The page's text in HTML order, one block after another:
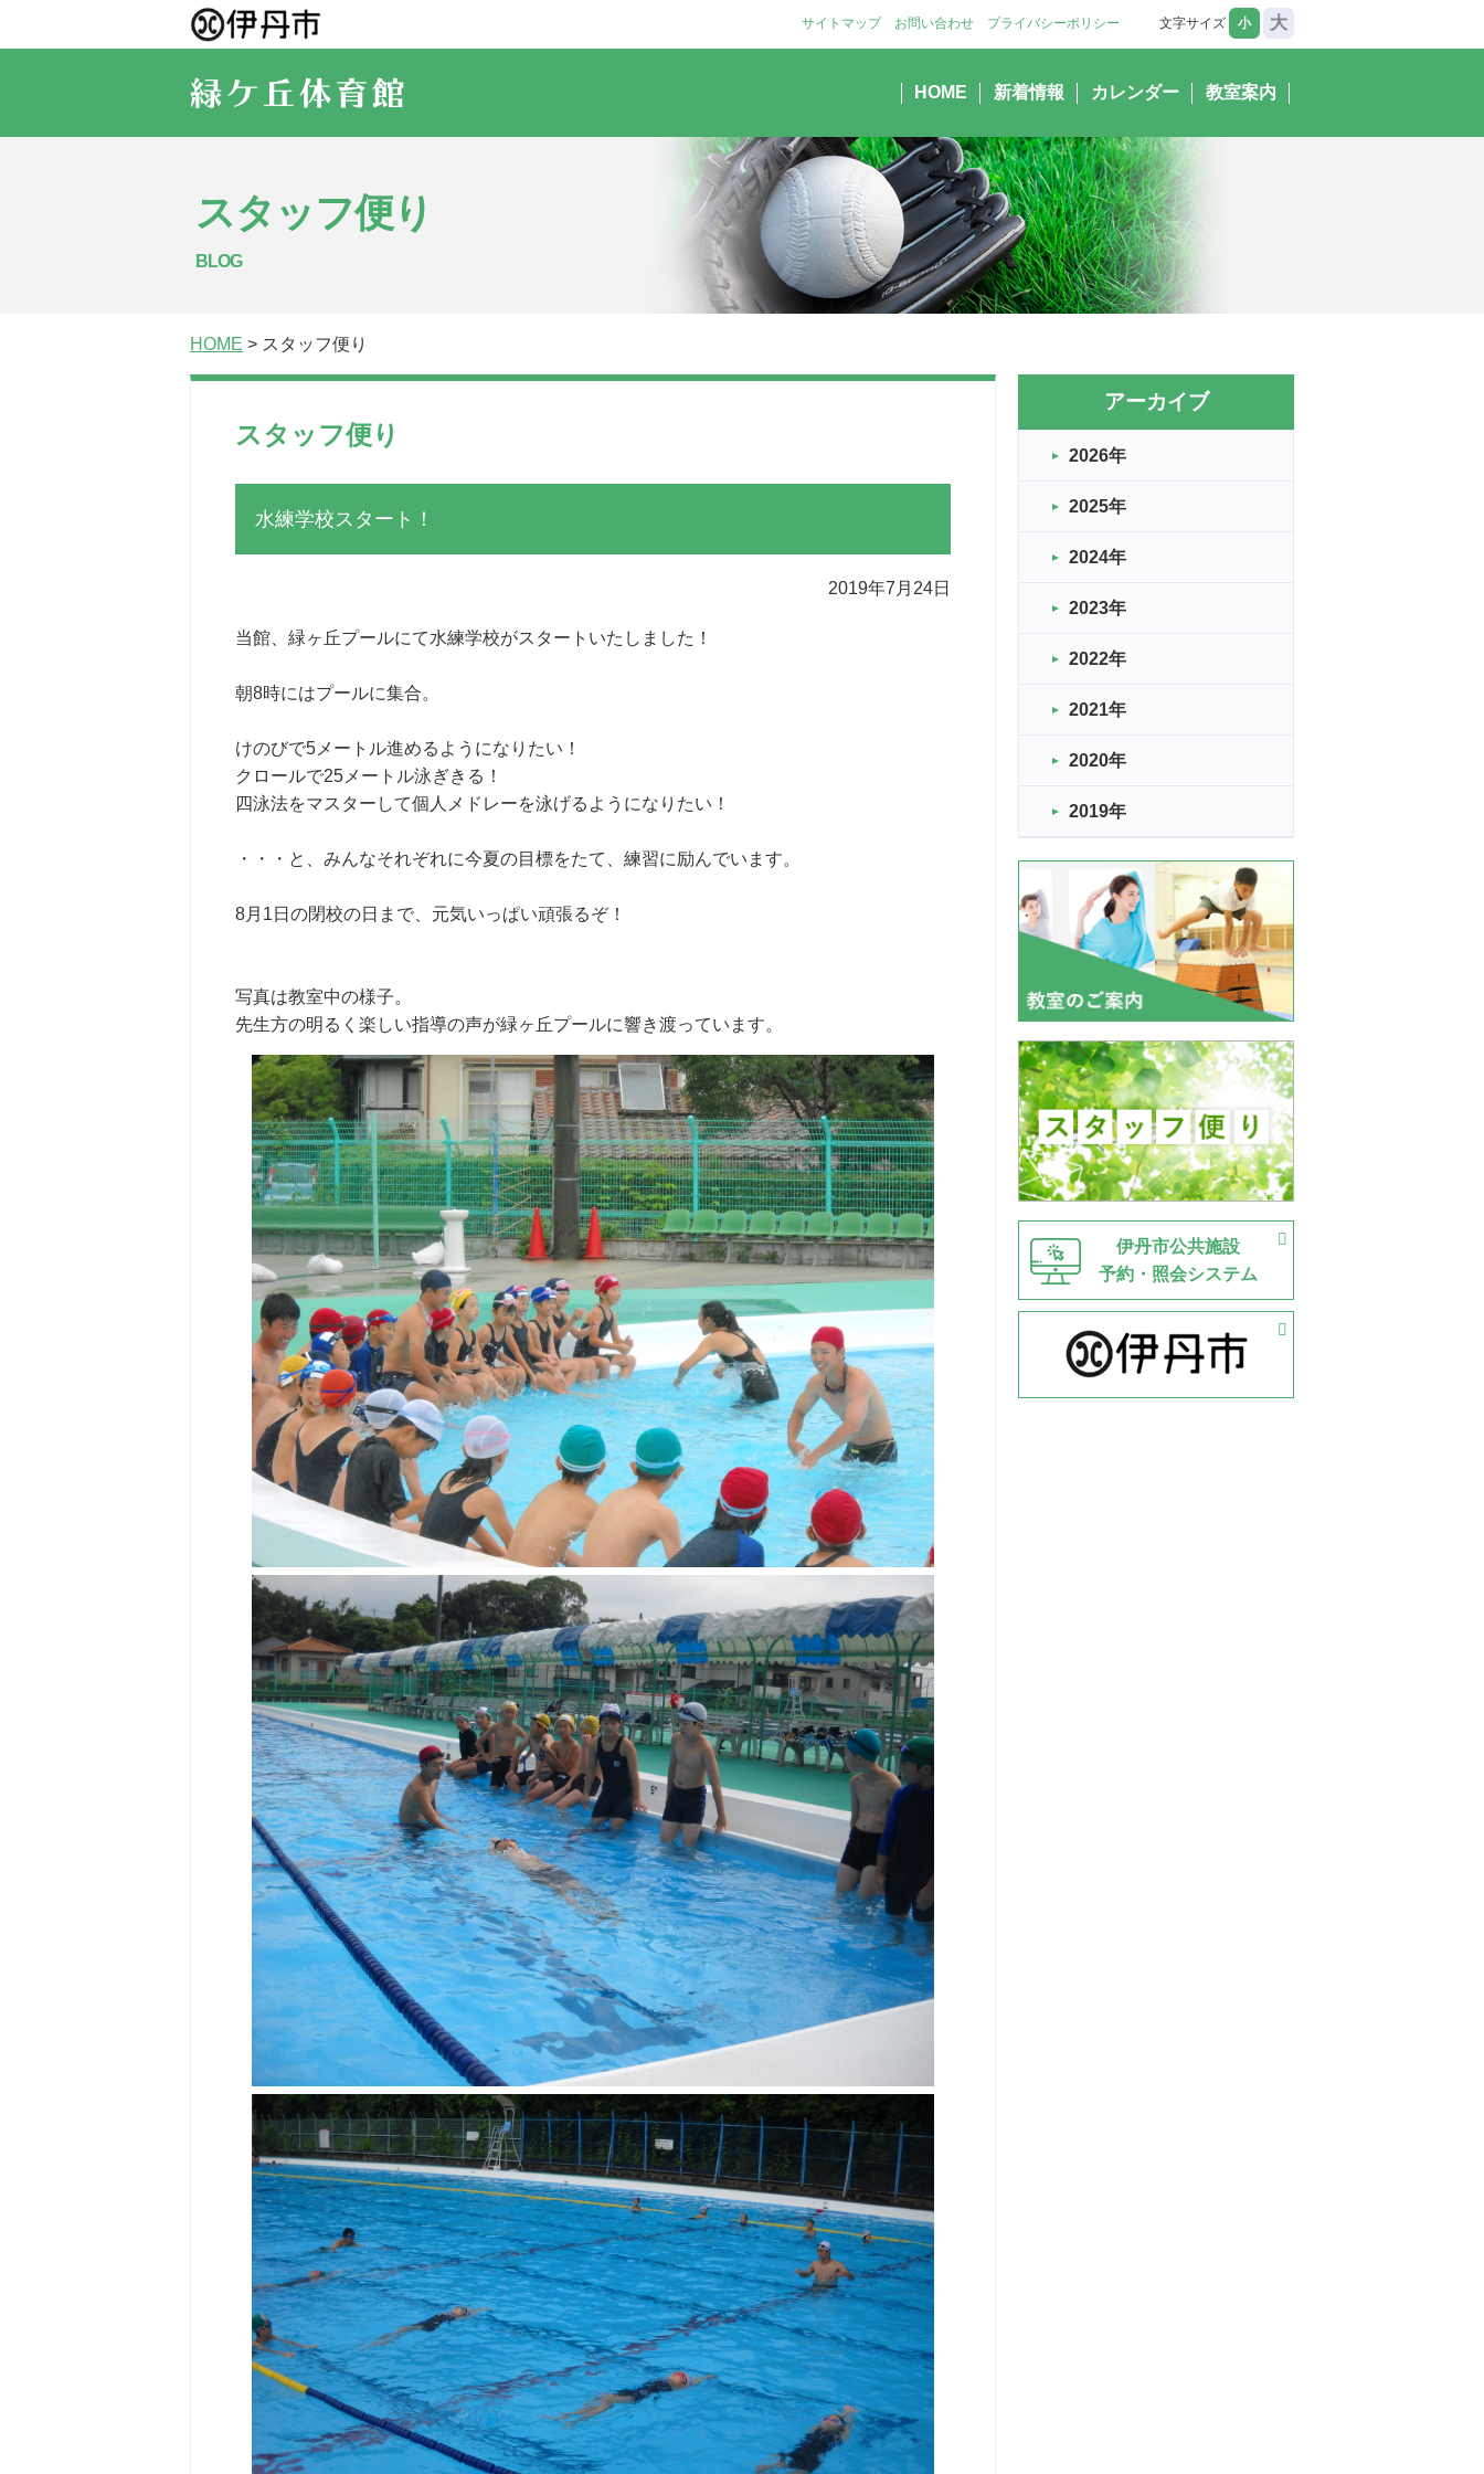
サイトマップ お問い合わせ プライバシーポリシー
HOME 新着情報 カレンダー 教室案内
文字サイズ 小 大
スタッフ便り
BLOG
HOME > スタッフ便り
スタッフ便り
水練学校スタート！
2019年7月24日
当館、緑ヶ丘プールにて水練学校がスタートいたしました！
朝8時にはプールに集合。
けのびで5メートル進めるようになりたい！
クロールで25メートル泳ぎきる！
四泳法をマスターして個人メドレーを泳げるようになりたい！
・・・と、みんなそれぞれに今夏の目標をたて、練習に励んでいます。
8月1日の閉校の日まで、元気いっぱい頑張るぞ！
写真は教室中の様子。
先生方の明るく楽しい指導の声が緑ヶ丘プールに響き渡っています。
アーカイブ
2026年
2025年
2024年
2023年
2022年
2021年
2020年
2019年
伊丹市公共施設
予約・照会システム